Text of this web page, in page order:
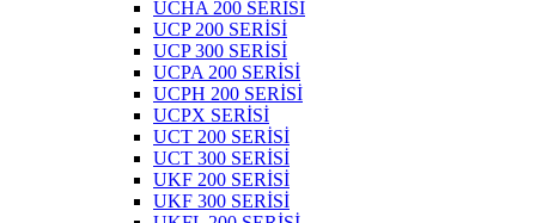
UCHA 200 SERİSİ
UCP 200 SERİSİ
UCP 300 SERİSİ
UCPA 200 SERİSİ
UCPH 200 SERİSİ
UCPX SERİSİ
UCT 200 SERİSİ
UCT 300 SERİSİ
UKF 200 SERİSİ
UKF 300 SERİSİ